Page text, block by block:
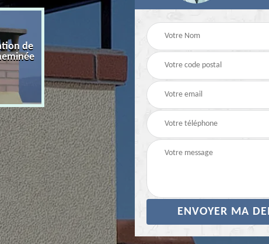
de
Tubage de cheminée
Entretien de